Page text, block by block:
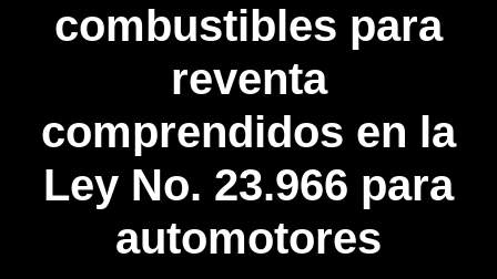
combustibles para
reventa
comprendidos en la
Ley No. 23.966 para
automotores